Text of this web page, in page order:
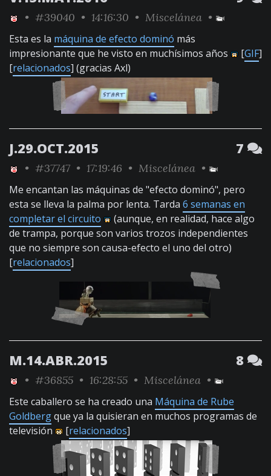
• #39040 • 14:16:30 • Miscelánea •
Esta es la máquina de efecto dominó más
impresionante que he visto en muchísimos años
[GIF]
[relacionados] (gracias Axl)
J.29.OCT.2015 7
• #37747 • 17:19:46 • Miscelánea •
Me encantan las máquinas de "efecto dominó", pero
esta se lleva la palma por lenta. Tarda 6 semanas en
completar el circuito
(aunque, en realidad, hace algo
de trampa, porque son varios trozos independientes
que no siempre son causa-efecto el uno del otro)
[relacionados]
M.14.ABR.2015 8
• #36855 • 16:28:55 • Miscelánea •
Este caballero se ha creado una Máquina de Rube
Goldbergque ya la quisieran en muchos programas de
televisión
[relacionados]